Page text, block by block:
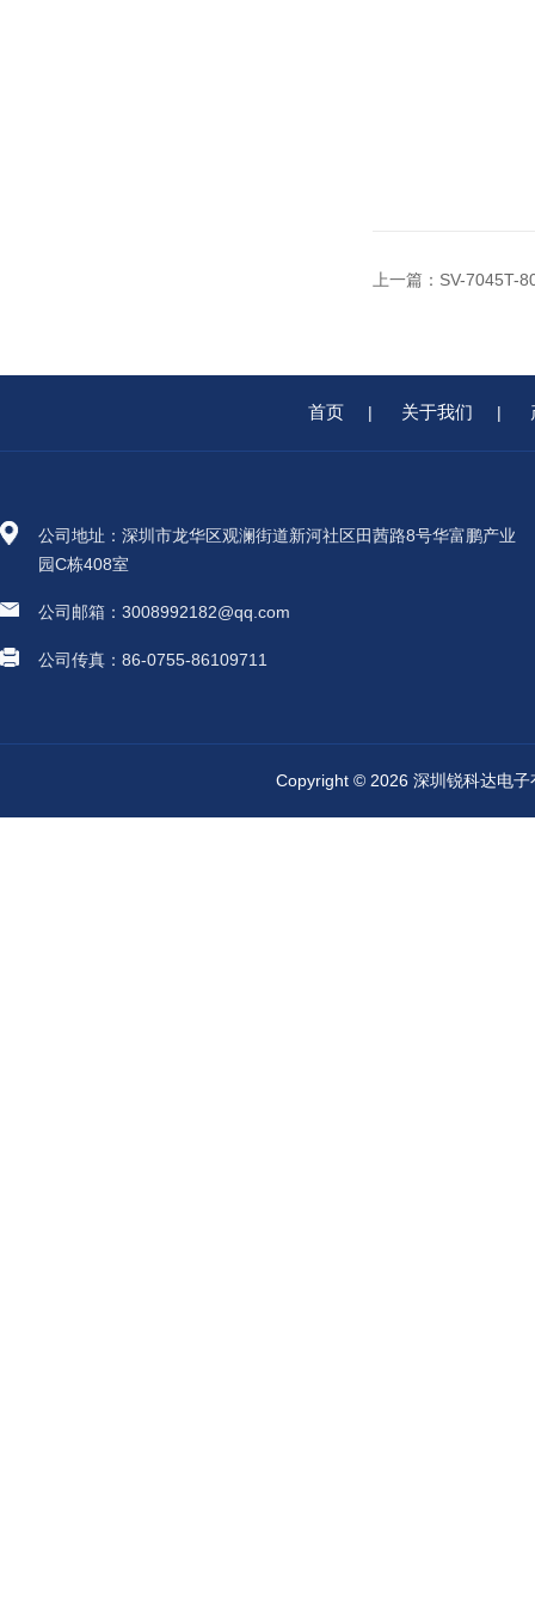
上一篇： SV-7045T-
首页 | 关于我们 |
公司地址：深圳市龙华区观澜街道新河社区田茜路8号华富鹏产业
园C栋408室
公司邮箱：3008992182@qq.com
公司传真：86-0755-86109711
Copyright © 2026 深圳锐科达电